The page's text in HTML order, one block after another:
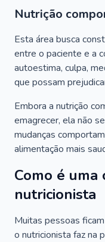
Nutrição
Esta área busca
entre o paciente e a
autoestima, culpa,
que possam
Embora a nutrição
emagrecer, ela não
mudanças
alimentação mais
Como é uma
nutricionista
Muitas pessoas
o nutricionista faz na